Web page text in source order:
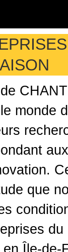
monde
que
Île-de-